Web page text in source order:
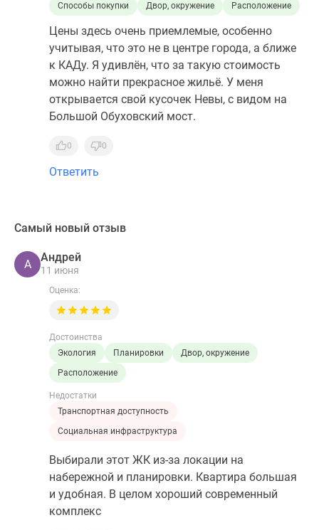
Способы покупки
Двор, окружение Расположение
Цены здесь очень приемлемые, особенно
учитывая, что это не в центре города, а ближе
к КАДу. Я удивлён, что за такую стоимость
можно найти прекрасное жильё. У меня
открывается свой кусочек Невы, с видом на
Большой Обуховский мост.
0 0
Ответить
Самый новый отзыв
А
Андрей
11 июня
Оценка:
Достоинства
Экология
Планировки
Двор, окружение
Расположение
Недостатки
Транспортная доступность
Социальная инфраструктура
Выбирали этот ЖК из-за локации на
набережной и планировки. Квартира большая
и удобная. В целом хороший современный
комплекс